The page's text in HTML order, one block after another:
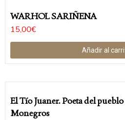
WARHOL SARIÑENA
15,00€
Añadir al
El Tí­o Juaner. Poeta del
Monegros